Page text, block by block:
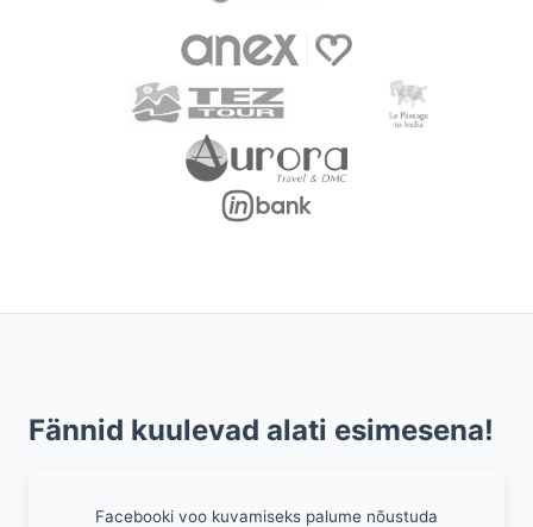
Fännid kuulevad alati esimesena!
Facebooki voo kuvamiseks palume nõustuda